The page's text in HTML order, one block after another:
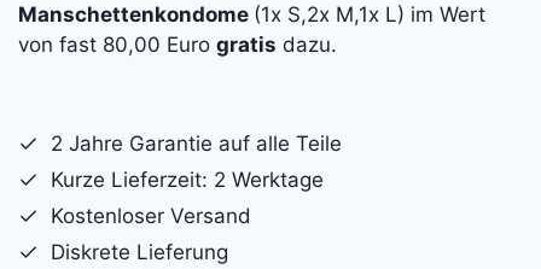
Manschettenkondome (1x S,2x M,1x L) im Wert
von fast 80,00 Euro gratis dazu.
2 Jahre Garantie auf alle Teile
Kurze Lieferzeit: 2 Werktage
Kostenloser Versand
Diskrete Lieferung